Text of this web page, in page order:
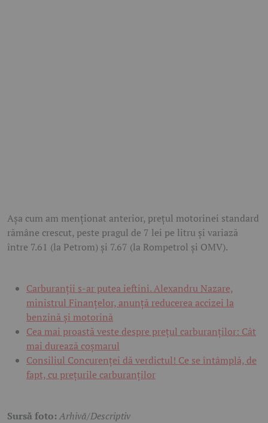
Așa cum am menționat anterior, prețul motorinei standard
rămâne crescut, peste pragul de 7 lei pe litru și variază
între 7.61 (la Petrom) și 7.67 (la Rompetrol și OMV).
Carburanții s-ar putea ieftini. Alexandru Nazare,
ministrul Finanțelor, anunță reducerea accizei la
benzină și motorină
Cea mai proastă veste despre prețul carburanților: Cât
mai durează coșmarul
Consiliul Concurenței dă verdictul! Ce se întâmplă, de
fapt, cu prețurile carburanților
Sursă foto:Arhivă/Descriptiv